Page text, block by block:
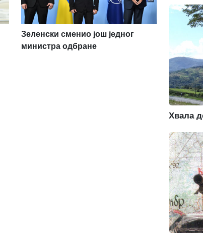
Зеленски сменио још једног
министра одбране
Хвала